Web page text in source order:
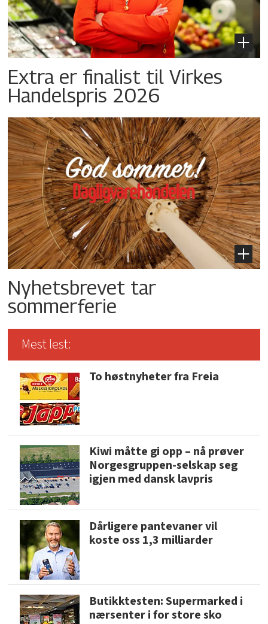
Extra er finalist til Virkes
Handelspris 2026
Nyhetsbrevet tar
sommerferie
Mest lest:
To høstnyheter fra Freia
Kiwi måtte gi opp – nå prøver
Norgesgruppen-selskap seg
igjen med dansk lavpris
Dårligere pantevaner vil
koste oss 1,3 milliarder
Butikktesten: Supermarked i
nærsenter i for store sko